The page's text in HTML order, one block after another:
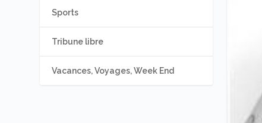
Sports
Tribune libre
Vacances, Voyages, Week End